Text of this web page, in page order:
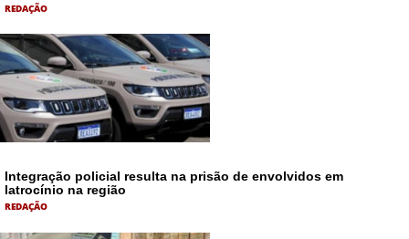
REDAÇÃO
Integração policial resulta na prisão de envolvidos em
latrocínio na região
REDAÇÃO